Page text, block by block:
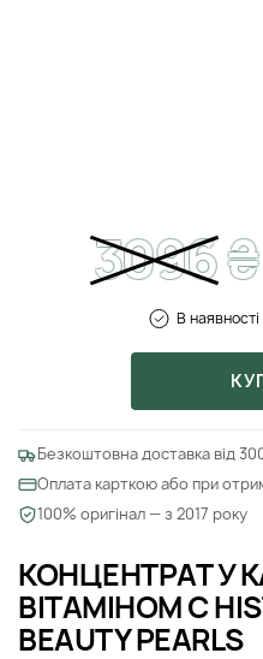
КОНЦЕНТРАТ У
ВІТАМІНОМ C
BEAUTY PEARLS
3096₴
В наявності
Безкоштовна доставка від
Оплата карткою або при
100% оригінал — з 2017 року